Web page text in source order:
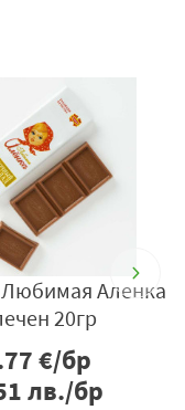
без захар с
какао, 100гр
€/бр
лв./бр